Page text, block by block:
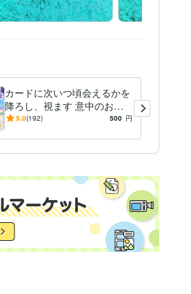
カードに次いつ頃会えるかを
降ろし、視ます 意中のお相
手様と次はいつ頃会えるかシ
5.0(192) 500 円